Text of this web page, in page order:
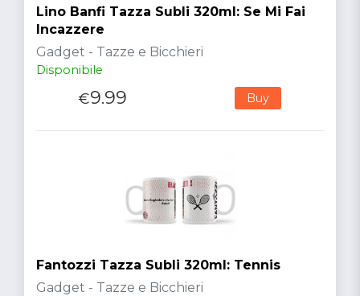
Lino Banfi Tazza Subli 320ml: Se Mi Fai
Incazzere
Gadget - Tazze e Bicchieri
Disponibile
€9.99 Buy
Fantozzi Tazza Subli 320ml: Tennis
Gadget - Tazze e Bicchieri